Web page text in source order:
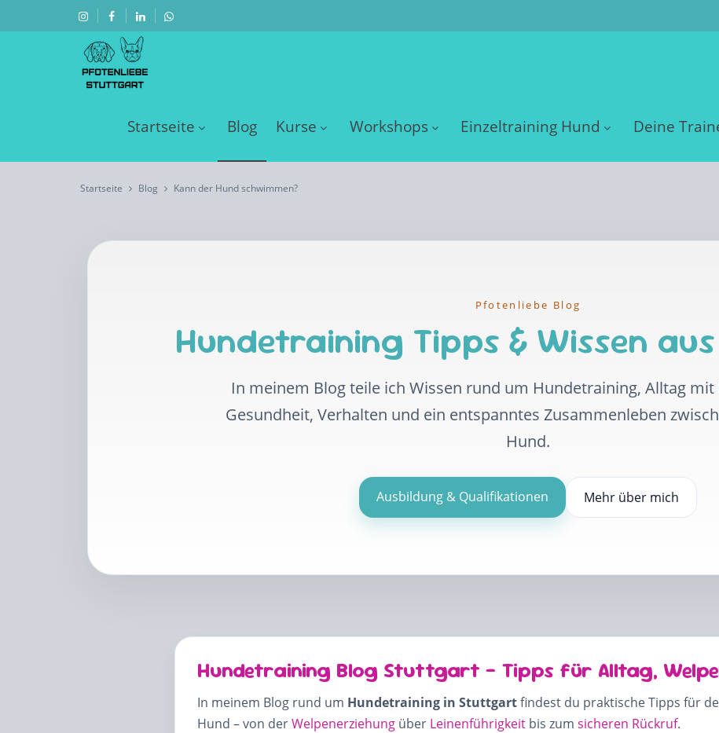
Startseite Blog Kurse Workshops Einzeltraining Hund Deine
Startseite Blog Kann der Hund schwimmen?
Pfotenliebe Blog
Hundetraining Tipps & Wissen
In meinem Blog teile ich Wissen rund um Hundetraining, Alltag mit
Gesundheit, Verhalten und ein entspanntes Zusammenleben
Hund.
Ausbildung & Qualifikationen Mehr über mich
Hundetraining Blog Stuttgart – Tipps für Alltag,
In meinem Blog rund um Hundetraining in Stuttgartfindest du praktische Tipps für
Hund – von derWelpenerziehung über Leinenführigkeit bis zum sicheren Rückruf.